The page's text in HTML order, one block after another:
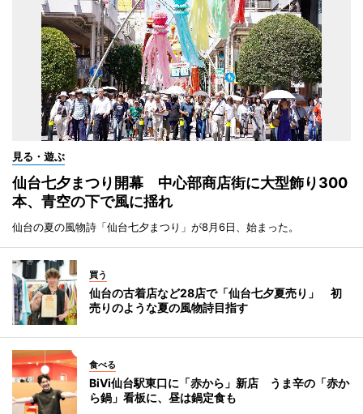
見る・遊ぶ
仙台七夕まつり開幕 中心部商店街に大型飾り300
本、青空の下で風に揺れ
仙台の夏の風物詩「仙台七夕まつり」が8月6日、始まった。
買う
仙台の古着店など28店で「仙台七夕夏売り」 初
売りのような夏の風物詩目指す
食べる
BiVi仙台駅東口に「赤から」新店 うま辛の「赤か
ら鍋」看板に、昼は鍋定食も